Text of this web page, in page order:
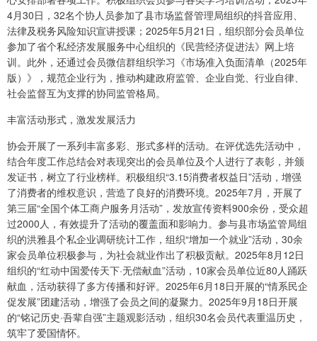
4月30日，32名个协人员参加了县市场监督管理局组织的抖音应用、
法律及税务风险知识宣讲授课；2025年5月21日，组织部分会员单位
参加了省个私经济发展服务中心组织的《民营经济促进法》网上培
训。此外，还通过会员微信群组织学习《市场准入负面清单（2025年
版）》，规范企业行为，推动构建政府监管、企业自觉、行业自律、
社会监督互为支撑的协同监管格局。
丰富活动形式，激发发展活力
协会开展了一系列丰富多彩、形式多样的活动。在评优选先活动中，
结合年度工作总结会对表现突出的会员单位及个人进行了表彰，并颁
发证书，树立了行业榜样。积极组织“3.15消费者权益日”活动，增强
了消费者的维权意识，营造了良好的消费环境。2025年7月，开展了
第三届“全国个体工商户服务月活动”，发放宣传资料900余份，受众超
过2000人，有效提升了活动的覆盖面和影响力。参与县市场监管局组
织的洪雅县个私企业调研统计工作，组织“增加一个就业”活动，30余
家会员单位积极参与，为社会就业作出了积极贡献。2025年8月12日
组织的“红动中国爱传天下·无偿献血”活动，10家会员单位近80人踊跃
献血，活动获得了多方传播和好评。2025年6月18日开展的“情系民企
促发展”团建活动，增强了会员之间的凝聚力。2025年9月18日开展
的“铭记历史·吾辈自强”主题观影活动，组织30名会员代表重温历史，
筑牢了爱国情怀。